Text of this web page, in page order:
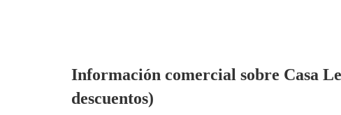
Información comercial sobre Casa
descuentos)